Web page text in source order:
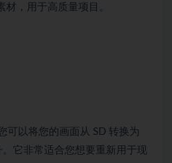
，用于高质量项目。
可以将您的画面从 SD 转换为
它非常适合您想要重新用于现